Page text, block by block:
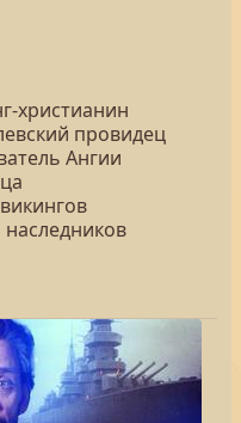
христианин
провидец
Ангии